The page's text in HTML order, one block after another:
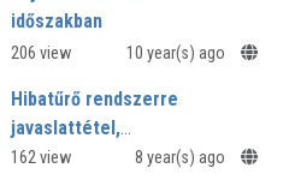
időszakban
206 view 10 year(s) ago
Hibatűrő rendszerre
javaslattétel,
vezérlőautomata, aktivitási
162 view 8 year(s) ago